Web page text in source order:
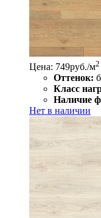
Цена: 749руб./м2
Оттенок:
Класс
Наличие
Нет в наличии